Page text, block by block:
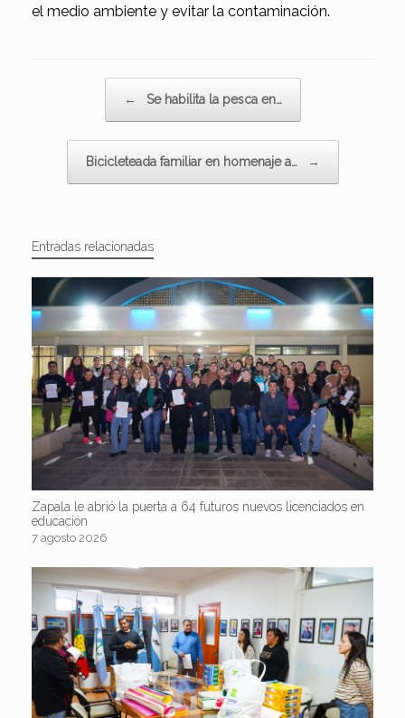
el medio ambiente y evitar la contaminación.
← Se habilita la pesca en…
Bicicleteada familiar en homenaje a… →
Entradas relacionadas
Zapala le abrió la puerta a 64 futuros nuevos licenciados en
educación
7 agosto 2026